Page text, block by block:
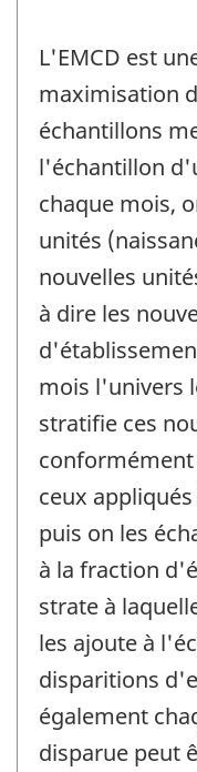
L'EMCD est
maximisation
échantillons
l'échantillon
chaque mois,
unités
nouvelles
à dire les
mois l'univers
stratifie ces
ceux
puis on les
à la fraction
strate à
les ajoute à
disparitions
également
disparue peut